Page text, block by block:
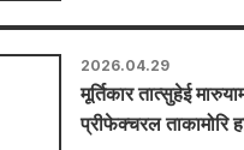
2026.04.29
मूर्तिकार तात्सुहेई
प्रीफेक्चरल ताकामोरि